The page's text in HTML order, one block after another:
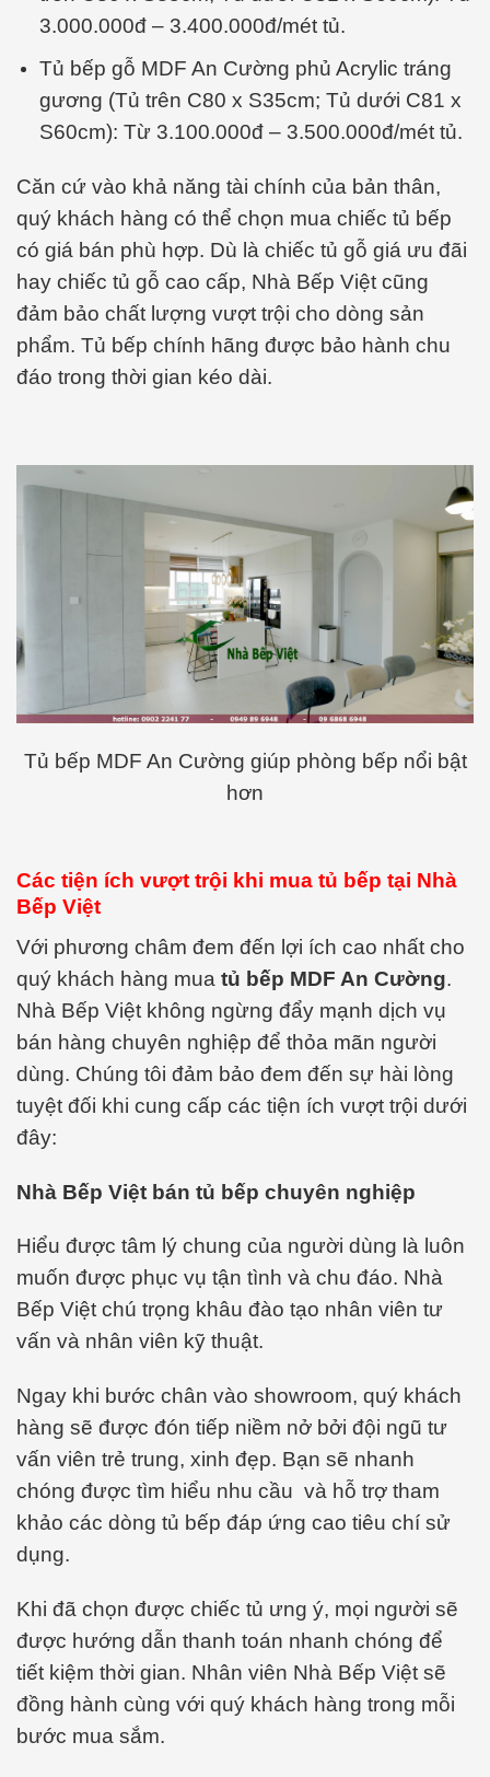
3.000.000đ – 3.400.000đ/mét tủ.
Tủ bếp gỗ MDF An Cường phủ Acrylic tráng
gương (Tủ trên C80 x S35cm; Tủ dưới C81 x
S60cm): Từ 3.100.000đ – 3.500.000đ/mét tủ.
Căn cứ vào khả năng tài chính của bản thân,
quý khách hàng có thể chọn mua chiếc tủ bếp
có giá bán phù hợp. Dù là chiếc tủ gỗ giá ưu đãi
hay chiếc tủ gỗ cao cấp, Nhà Bếp Việt cũng
đảm bảo chất lượng vượt trội cho dòng sản
phẩm. Tủ bếp chính hãng được bảo hành chu
đáo trong thời gian kéo dài.
Tủ bếp MDF An Cường giúp phòng bếp nổi bật
hơn
Các tiện ích vượt trội khi mua tủ bếp tại Nhà
Bếp Việt
Với phương châm đem đến lợi ích cao nhất cho
quý khách hàng mua tủ bếp MDF An Cường.
Nhà Bếp Việt không ngừng đẩy mạnh dịch vụ
bán hàng chuyên nghiệp để thỏa mãn người
dùng. Chúng tôi đảm bảo đem đến sự hài lòng
tuyệt đối khi cung cấp các tiện ích vượt trội dưới
đây:
Nhà Bếp Việt bán tủ bếp chuyên nghiệp
Hiểu được tâm lý chung của người dùng là luôn
muốn được phục vụ tận tình và chu đáo. Nhà
Bếp Việt chú trọng khâu đào tạo nhân viên tư
vấn và nhân viên kỹ thuật.
Ngay khi bước chân vào showroom, quý khách
hàng sẽ được đón tiếp niềm nở bởi đội ngũ tư
vấn viên trẻ trung, xinh đẹp. Bạn sẽ nhanh
chóng được tìm hiểu nhu cầu và hỗ trợ tham
khảo các dòng tủ bếp đáp ứng cao tiêu chí sử
dụng.
Khi đã chọn được chiếc tủ ưng ý, mọi người sẽ
được hướng dẫn thanh toán nhanh chóng để
tiết kiệm thời gian. Nhân viên Nhà Bếp Việt sẽ
đồng hành cùng với quý khách hàng trong mỗi
bước mua sắm.